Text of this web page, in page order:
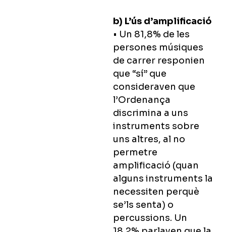
b) L’ús d’amplificació
• Un 81,8% de les
persones músiques
de carrer responien
que “sí” que
consideraven que
l’Ordenança
discrimina a uns
instruments sobre
uns altres, al no
permetre
amplificació (quan
alguns instruments la
necessiten perquè
se’ls senta) o
percussions. Un